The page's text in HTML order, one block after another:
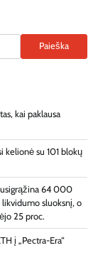
Paieška
kai paklausa
kelionė su 101 blokų
64 000
likvidumo sluoksnį, o
25 proc.
į „Pectra-Era“